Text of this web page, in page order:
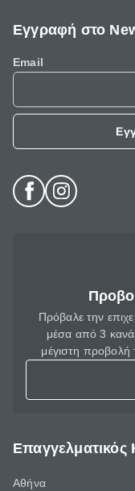
Εγγραφή στο
Email
Πρόβαλε την
μέσα από 3
μέγιστη προβολή
Επαγγελματικός
Αθήνα